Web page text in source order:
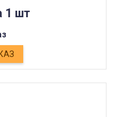
1 шт